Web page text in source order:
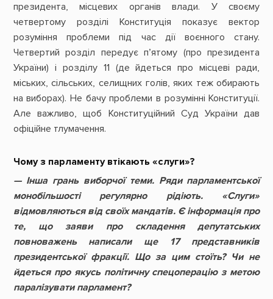
президента, місцевих органів влади. У своєму
четвертому розділі Конституція показує вектор
розуміння проблеми під час дії воєнного стану.
Четвертий розділ передує п’ятому (про президента
України) і розділу 11 (де йдеться про місцеві ради,
міських, сільських, селищних голів, яких теж обирають
на виборах). Не бачу проблеми в розумінні Конституції.
Але важливо, щоб Конституційний Суд України дав
офіційне тлумачення.
Чому з парламенту втікають «слуги»?
— Інша грань виборчої теми. Ряди парламентської
монобільшості регулярно рідіють. «Слуги»
відмовляються від своїх мандатів. Є інформація про
те, що заяви про складення депутатських
повноважень написали ще 17 представників
президентської фракції. Що за цим стоїть? Чи не
йдеться про якусь політичну спецоперацію з метою
паралізувати парламент?